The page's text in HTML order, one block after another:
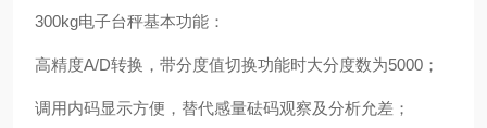
300kg电子台秤基本功能：
高精度A/D转换，带分度值切换功能时大分度数为5000；
调用内码显示方便，替代感量砝码观察及分析允差；